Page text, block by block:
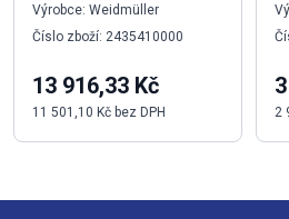
Výrobce: Weidmüller
Číslo zboží: 2435410000
13 916,33 Kč
11 501,10 Kč bez DPH 2